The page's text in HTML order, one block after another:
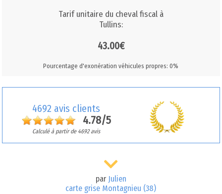
Tarif unitaire du cheval fiscal à
Tullins:
43.00€
Pourcentage d'exonération véhicules propres: 0%
4692 avis clients
4.78/5
Calculé à partir de 4692 avis
par Julien
carte grise Montagnieu (38)